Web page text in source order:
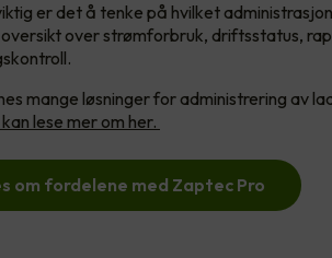
er det å tenke på hvilket
over strømforbruk, driftsstatus,
mange løsninger for administrering av
lese mer om her.
om fordelene med Zaptec Pro